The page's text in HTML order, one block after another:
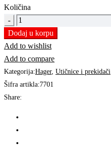
Količina
TASTER
S
INDIKACIJOM
10A
LUMINA
SIVA
|
Dodaj u korpu
Add to wishlist
Add to compare
Kategorija:Hager, Utičnice i prekidači
Šifra artikla:7701
Share: